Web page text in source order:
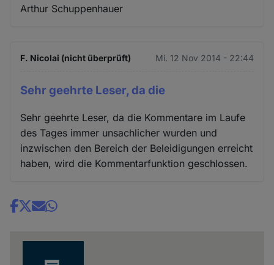
Arthur Schuppenhauer
F. Nicolai (nicht überprüft) Mi. 12 Nov 2014 - 22:44
Sehr geehrte Leser, da die
Sehr geehrte Leser, da die Kommentare im Laufe
des Tages immer unsachlicher wurden und
inzwischen den Bereich der Beleidigungen erreicht
haben, wird die Kommentarfunktion geschlossen.
Share